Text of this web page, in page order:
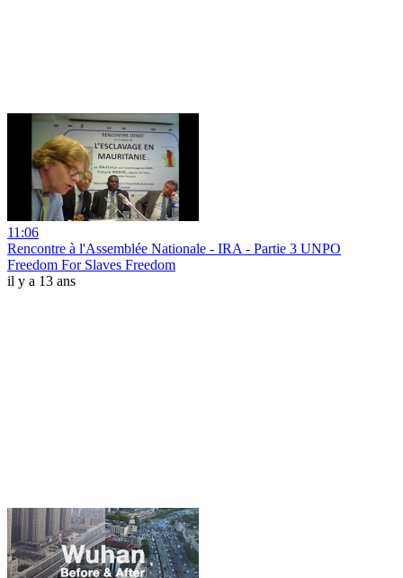
11:06
Rencontre à l'Assemblée Nationale - IRA - Partie 3 UNPO
Freedom For Slaves Freedom
il y a 13 ans